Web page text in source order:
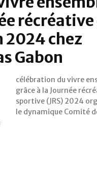
chez
Gabon
le dynamique Comité